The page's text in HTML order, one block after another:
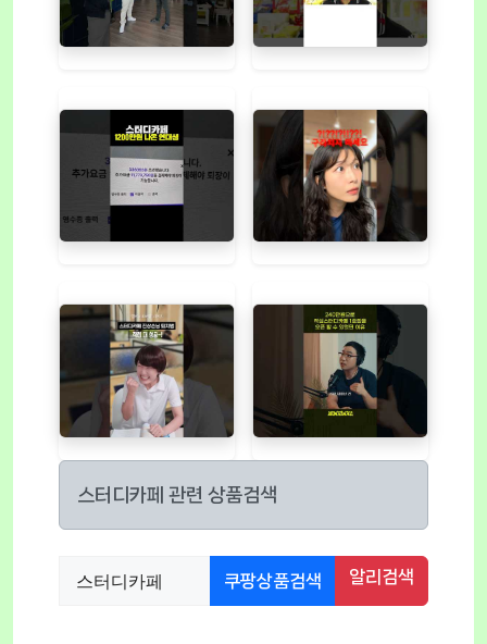
스터디카페 관련 상품검색
쿠팡상품검색 알리검색